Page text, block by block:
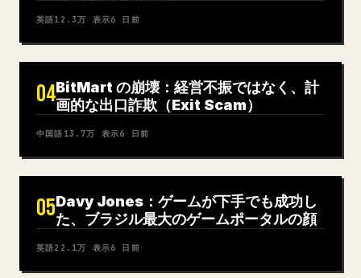
英語12.3万 表示6 日前
04BitMart の崩壊：経営不振ではなく、計
画的な出口詐欺（Exit Scam）
中国語 13.7万 表示6 日前
05Davy Jones：ゲームが下手でも成功し
た、ブラジル最大のゲームポータルの顔
英語22.1万 表示6 日前